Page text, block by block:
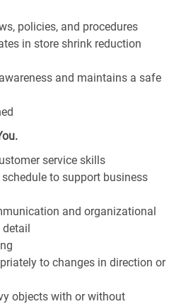
policies, and procedures
in store shrink reduction
and maintains a safe
service skills
to support business
and organizational
to changes in direction or
objects with or without